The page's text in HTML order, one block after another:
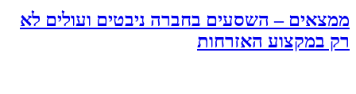
ממצאים – השסעים בחברה ניבטים ועולים לא
רק במקצוע האזרחות